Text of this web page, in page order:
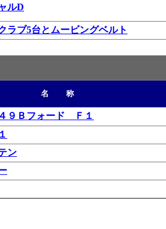
ルD
ラブ5台とムービングベルト
名 称
９Ｂフォード Ｆ１
ン